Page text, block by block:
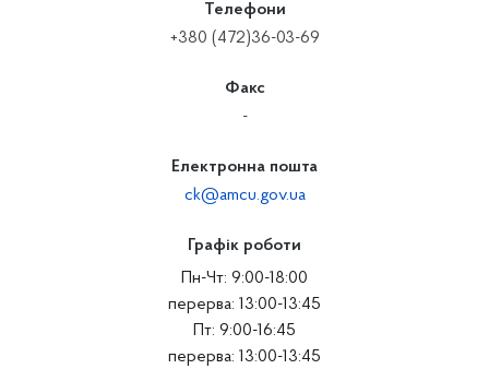
Телефони
+380 (472)36-03-69
Факс
-
Електронна пошта
ck@amcu.gov.ua
Графік роботи
Пн-Чт: 9:00-18:00
перерва: 13:00-13:45
Пт: 9:00-16:45
перерва: 13:00-13:45